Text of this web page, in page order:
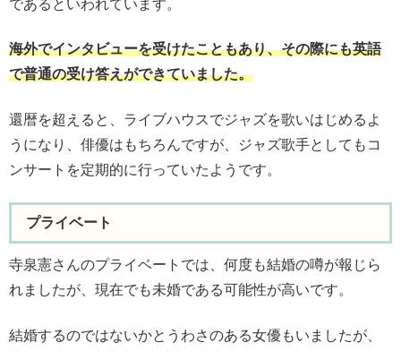
であるといわれています。
海外でインタビューを受けたこともあり、その際にも英語
で普通の受け答えができていました。
還暦を超えると、ライブハウスでジャズを歌いはじめるよ
うになり、俳優はもちろんですが、ジャズ歌手としてもコ
ンサートを定期的に行っていたようです。
プライベート
寺泉憲さんのプライベートでは、何度も結婚の噂が報じら
れましたが、現在でも未婚である可能性が高いです。
結婚するのではないかとうわさのある女優もいましたが、